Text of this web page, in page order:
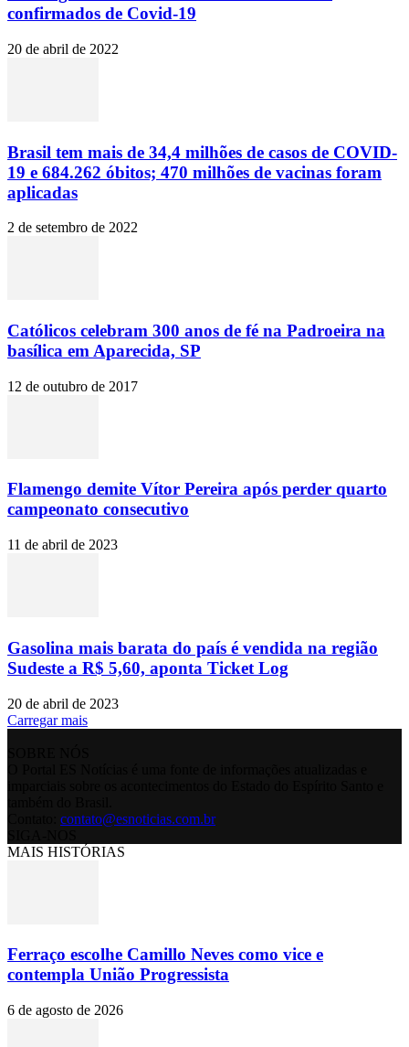
confirmados de Covid-19
20 de abril de 2022
Brasil tem mais de 34,4 milhões de casos de COVID-
19 e 684.262 óbitos; 470 milhões de vacinas foram
aplicadas
2 de setembro de 2022
Católicos celebram 300 anos de fé na Padroeira na
basílica em Aparecida, SP
12 de outubro de 2017
Flamengo demite Vítor Pereira após perder quarto
campeonato consecutivo
11 de abril de 2023
Gasolina mais barata do país é vendida na região
Sudeste a R$ 5,60, aponta Ticket Log
20 de abril de 2023
Carregar mais
contato@esnoticias.com.br
MAIS HISTÓRIAS
Ferraço escolhe Camillo Neves como vice e
contempla União Progressista
6 de agosto de 2026